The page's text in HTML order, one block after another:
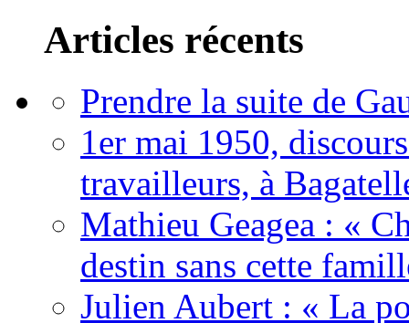
Articles récents
Prendre la suite de
1er mai 1950,
travailleurs, à
Mathieu Geagea : «
destin sans cette
Julien Aubert : « La